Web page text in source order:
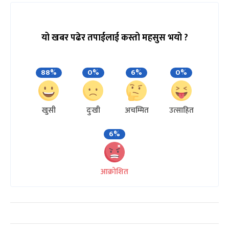
यो खबर पढेर तपाईलाई कस्तो महसुस भयो ?
88%
खुसी
0%
दुःखी
6%
अचम्मित
0%
उत्साहित
6%
आक्रोशित